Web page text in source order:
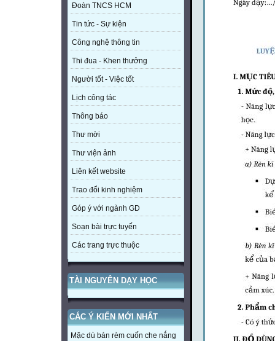
Đoàn TNCS HCM
Tin tức - Sự kiện
Công nghệ thông tin
Thi đua - Khen thưởng
Người tốt - Việc tốt
Lịch công tác
Thông báo
Thư mời
Thư viện ảnh
Liên kết website
Trao đổi kinh nghiệm
Góp ý với ngành GD
Soạn bài trực tuyến
Các trang trực thuộc
TÀI NGUYÊN DẠY HỌC
CÁC Ý KIẾN MỚI NHẤT
Mặc dù bán rèm cuốn che nắng